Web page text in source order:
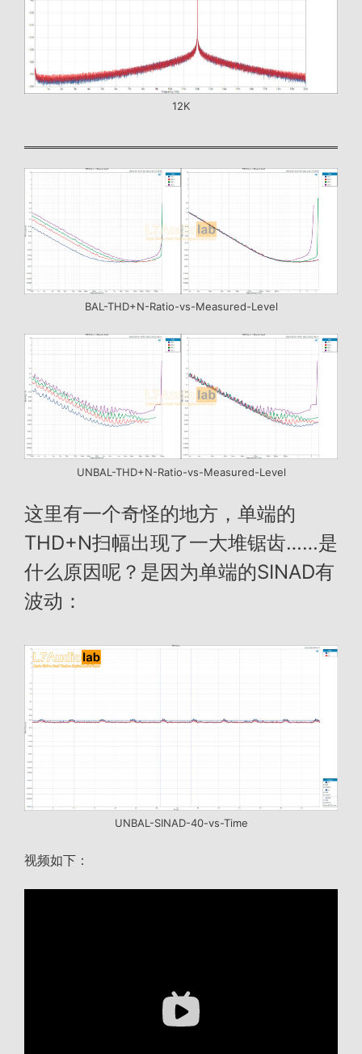
12K
BAL-THD+N-Ratio-vs-Measured-Level
UNBAL-THD+N-Ratio-vs-Measured-Level
这里有一个奇怪的地方，单端的
THD+N扫幅出现了一大堆锯齿……是
什么原因呢？是因为单端的SINAD有
波动：
UNBAL-SINAD-40-vs-Time
视频如下：